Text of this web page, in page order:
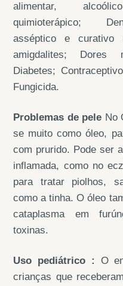
alimentar,
quimioterápico;
asséptico e curativo
amigdalites; Dores
Diabetes;
Fungicida.
Problemas de pele No
se muito como óleo,
com prurido. Pode ser
inflamada, como no
para tratar piolhos,
como a tinha. O óleo
cataplasma em
toxinas.
Uso pediátrico : O
crianças que